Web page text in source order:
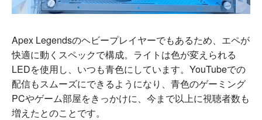
Apex Legendsのヘビープレイヤーでもあるため、エペが
快適に動くスペックで構成。ライトは色が変えられる
LEDを使用し、いつも青色にしています。YouTubeでの
配信もスムーズにできるようになり、青色のゲーミング
PCやゲーム部屋をきっかけに、今まで以上に視聴者数も
増えたとのことです。